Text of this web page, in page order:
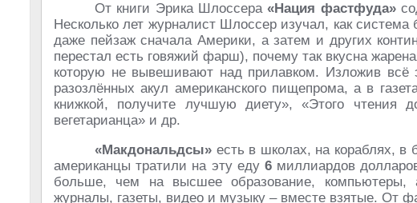
От книги Эрика Шлоссера«Нация фастфуда»
Несколько лет журналист Шлоссер изучал, как система
даже пейзаж сначала Америки, а затем и других
перестал есть говяжий фарш), почему так вкусна
которую не вывешивают над прилавком. Изложив всё
разозлённых акул американского пищепрома, а в
книжкой, получите лучшую диету», «Этого чтения
вегетарианца» и др.
«Макдональдсы» есть в школах, на кораблях, в
американцы тратили на эту еду 6миллиардов
больше, чем на высшее образование,
журналы, газеты, видео и музыку – вместе взятые. От